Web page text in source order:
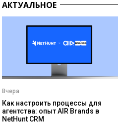
АКТУАЛЬНОЕ
Вчера
Как настроить процессы для
агентства: опыт AIR Brands в
NetHunt CRM